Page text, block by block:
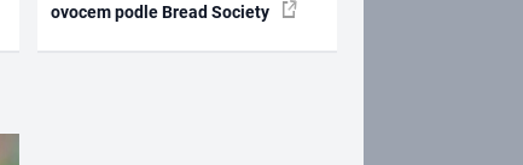
ovocem podle Bread Society